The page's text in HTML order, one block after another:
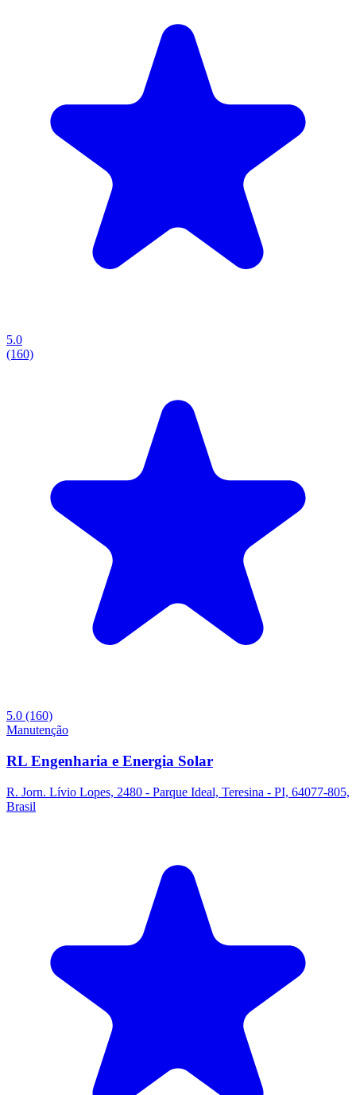
5.0
(160)
5.0 (160)
Manutenção
RL Engenharia e Energia Solar
R. Jorn. Lívio Lopes, 2480 - Parque Ideal, Teresina - PI, 64077-805,
Brasil